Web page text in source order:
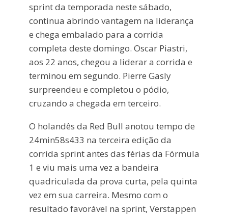
sprint da temporada neste sábado,
continua abrindo vantagem na liderança
e chega embalado para a corrida
completa deste domingo. Oscar Piastri,
aos 22 anos, chegou a liderar a corrida e
terminou em segundo. Pierre Gasly
surpreendeu e completou o pódio,
cruzando a chegada em terceiro.
O holandês da Red Bull anotou tempo de
24min58s433 na terceira edição da
corrida sprint antes das férias da Fórmula
1 e viu mais uma vez a bandeira
quadriculada da prova curta, pela quinta
vez em sua carreira. Mesmo com o
resultado favorável na sprint, Verstappen